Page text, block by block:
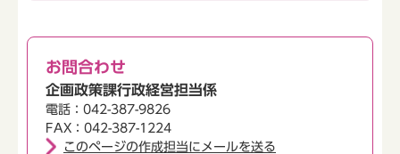
お問合わせ
企画政策課行政経営担当係
電話：042-387-9826
FAX：042-387-1224
このページの作成担当にメールを送る